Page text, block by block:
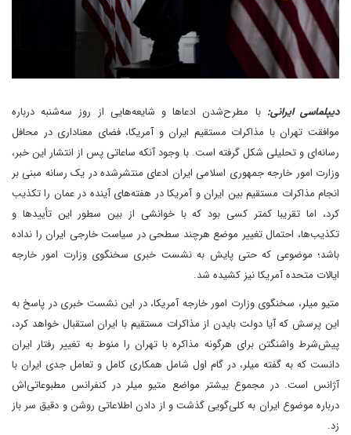
دیپلماسی ایرانی: با مطرح‌شدن ادعاها و شایعه‌هایی از روز سه‌شنبه درباره
موافقت تهران با مذاکرات مستقیم ایران و آمریکا، فضای معناداری در محافل
رسانه‌ای و تحلیلی شکل گرفته است. با وجود آنکه ساعاتی پس از انتشار این خبر،
وزارت امور خارجه جمهوری اسلامی ایران ادعای منتشر‌شده در یک رسانه مبنی بر
انجام مذاکرات مستقیم بین ایران و آمریکا در هفته‌های آینده در عمان را تکذیب
کرد، اما تقریبا کمتر کسی بود که با خوانشی از بین سطور این تأییدها و
تکذیب‌ها، احتمال تغییر موضع هر‌چند سطحی در سیاست خارجی ایران را نداده
باشد؛ موضوعی که حتی پایش به نشست خبری سخنگوی وزارت امور خارجه
ایالات متحده آمریکا نیز کشیده شد.
متیو میلر، سخنگوی وزارت امور خارجه آمریکا، در این نشست خبری در پاسخ به
این پرسش که آیا دولت بایدن از مذاکرات مستقیم با ایران استقبال خواهد کرد،
پیش‌‌شرط واشنگتن برای هرگونه مذاکره‌ با تهران را منوط به تغییر رفتار ایران
دانست که به گفته میلر، در گام اول شامل همکاری کامل و تعامل جدی ایران با
آژانس است. در مجموع بیشتر مواضع متیو میلر در کنفرانس مطبوعاتی‌اش
درباره موضوع ایران به کلی‌گویی گذشت و از دادن اطلاعاتی روشن و دقیق سر باز
زد.